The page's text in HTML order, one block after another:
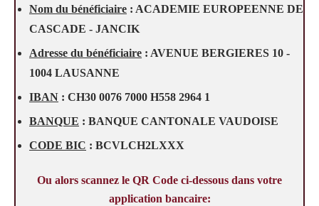
Nom du bénéficiaire : ACADEMIE EUROPEENNE DE
CASCADE - JANCIK
Adresse du bénéficiaire : AVENUE BERGIERES 10 -
1004 LAUSANNE
IBAN : CH30 0076 7000 H558 2964 1
BANQUE : BANQUE CANTONALE VAUDOISE
CODE BIC : BCVLCH2LXXX
Ou alors scannez le QR Code ci-dessous dans votre
application bancaire: